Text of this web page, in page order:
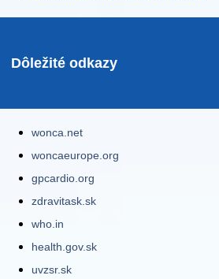
Dôležité odkazy
wonca.net
woncaeurope.org
gpcardio.org
zdravitask.sk
who.in
health.gov.sk
uvzsr.sk